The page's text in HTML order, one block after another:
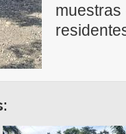
muestras